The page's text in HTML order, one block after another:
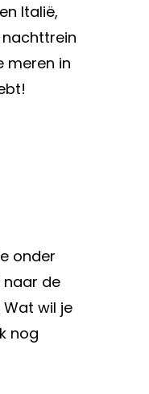
Italië,
nachttrein
meren in
onder
naar de
wil je
nog